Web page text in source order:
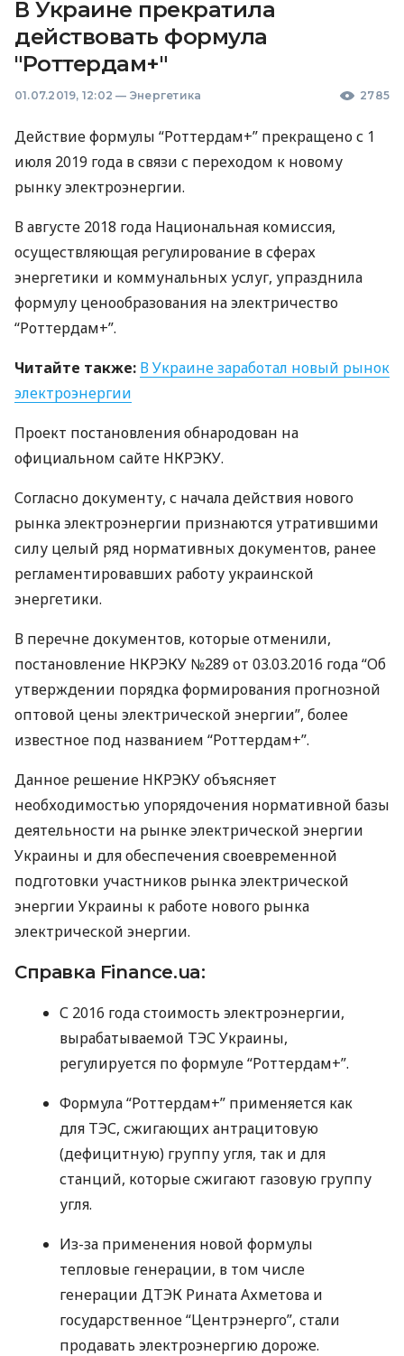
В Украине прекратила
действовать формула
"Роттердам+"
01.07.2019, 12:02 — Энергетика 2785
Действие формулы “Роттердам+” прекращено с 1
июля 2019 года в связи с переходом к новому
рынку электроэнергии.
В августе 2018 года Национальная комиссия,
осуществляющая регулирование в сферах
энергетики и коммунальных услуг, упразднила
формулу ценообразования на электричество
“Роттердам+”.
Читайте также: В Украине заработал новый рынок
электроэнергии
Проект постановления обнародован на
официальном сайте НКРЭКУ.
Согласно документу, с начала действия нового
рынка электроэнергии признаются утратившими
силу целый ряд нормативных документов, ранее
регламентировавших работу украинской
энергетики.
В перечне документов, которые отменили,
постановление НКРЭКУ №289 от 03.03.2016 года “Об
утверждении порядка формирования прогнозной
оптовой цены электрической энергии”, более
известное под названием “Роттердам+”.
Данное решение НКРЭКУобъясняет
необходимостью упорядочения нормативной базы
деятельности на рынке электрической энергии
Украины и для обеспечения своевременной
подготовки участников рынка электрической
энергии Украины к работе нового рынка
электрической энергии.
Справка Finance.ua:
С 2016 года стоимость электроэнергии,
вырабатываемой ТЭСУкраины,
регулируется по формуле “Роттердам+”.
Формула “Роттердам+” применяется как
для ТЭС, сжигающих антрацитовую
(дефицитную) группу угля, так и для
станций, которые сжигают газовую группу
угля.
Из-за применения новой формулы
тепловые генерации, в том числе
генерации ДТЭК Рината Ахметова и
государственное “Центрэнерго”, стали
продавать электроэнергию дороже.